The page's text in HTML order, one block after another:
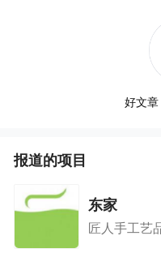
好文
报道的项目
东家
匠人手工艺